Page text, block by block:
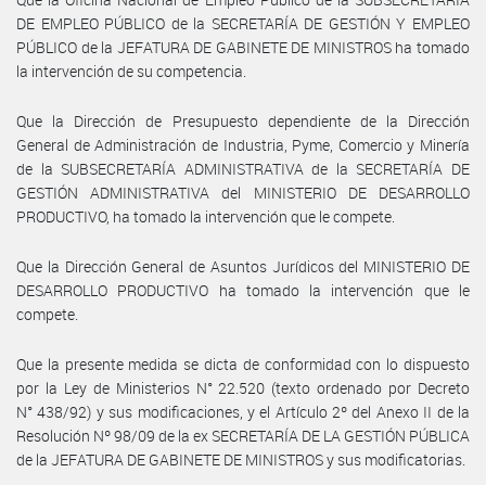
DE EMPLEO PÚBLICO de la SECRETARÍA DE GESTIÓN Y EMPLEO
PÚBLICO de la JEFATURA DE GABINETE DE MINISTROS ha tomado
la intervención de su competencia.
Que la Dirección de Presupuesto dependiente de la Dirección
General de Administración de Industria, Pyme, Comercio y Minería
de la SUBSECRETARÍA ADMINISTRATIVA de la SECRETARÍA DE
GESTIÓN ADMINISTRATIVA del MINISTERIO DE DESARROLLO
PRODUCTIVO, ha tomado la intervención que le compete.
Que la Dirección General de Asuntos Jurídicos del MINISTERIO DE
DESARROLLO PRODUCTIVO ha tomado la intervención que le
compete.
Que la presente medida se dicta de conformidad con lo dispuesto
por la Ley de Ministerios N° 22.520 (texto ordenado por Decreto
N° 438/92) y sus modificaciones, y el Artículo 2º del Anexo II de la
Resolución Nº 98/09 de la ex SECRETARÍA DE LA GESTIÓN PÚBLICA
de la JEFATURA DE GABINETE DE MINISTROS y sus modificatorias.